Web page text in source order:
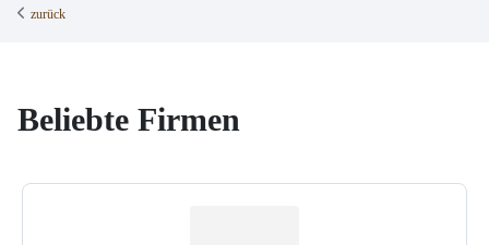
zurück
Beliebte Firmen